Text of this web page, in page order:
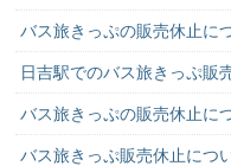
バス旅きっぷの販売休止に
日吉駅でのバス旅きっぷ販
バス旅きっぷの販売休止に
バス旅きっぷ販売休止につ